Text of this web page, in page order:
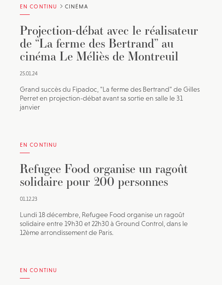
EN CONTINU CINÉMA
Projection-débat avec le réalisateur
de “La ferme des Bertrand” au
cinéma Le Méliès de Montreuil
25.01.24
Grand succès du Fipadoc, "La ferme des Bertrand" de Gilles
Perret en projection-débat avant sa sortie en salle le 31
janvier
EN CONTINU
Refugee Food organise un ragoût
solidaire pour 200 personnes
01.12.23
Lundi 18 décembre, Refugee Food organise un ragoût
solidaire entre 19h30 et 22h30 à Ground Control, dans le
12ème arrondissement de Paris.
EN CONTINU